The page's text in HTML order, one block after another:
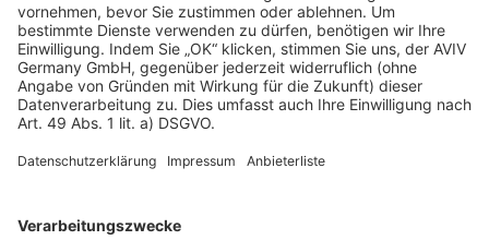
AGB-Übersicht
Datenschutz
Impressum
Services